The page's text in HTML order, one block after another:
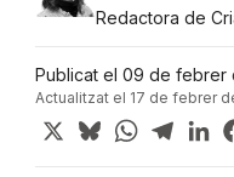
Redactora de
Publicat el 09 de febrer
Actualitzat el 17 de febrer
X BlueskyWhatsApp